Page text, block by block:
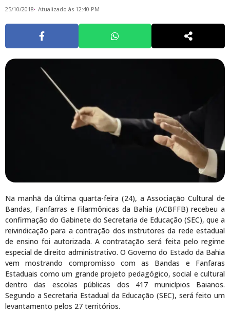
25/10/2018 Atualizado às 12:40 PM
Na manhã da última quarta-feira (24), a Associação Cultural de
Bandas, Fanfarras e Filarmônicas da Bahia (ACBFFB) recebeu a
confirmação do Gabinete do Secretaria de Educação (SEC), que a
reivindicação para a contração dos instrutores da rede estadual
de ensino foi autorizada. A contratação será feita pelo regime
especial de direito administrativo. O Governo do Estado da Bahia
vem mostrando compromisso com as Bandas e Fanfaras
Estaduais como um grande projeto pedagógico, social e cultural
dentro das escolas públicas dos 417 municípios Baianos.
Segundo a Secretaria Estadual da Educação (SEC), será feito um
levantamento pelos 27 territórios.